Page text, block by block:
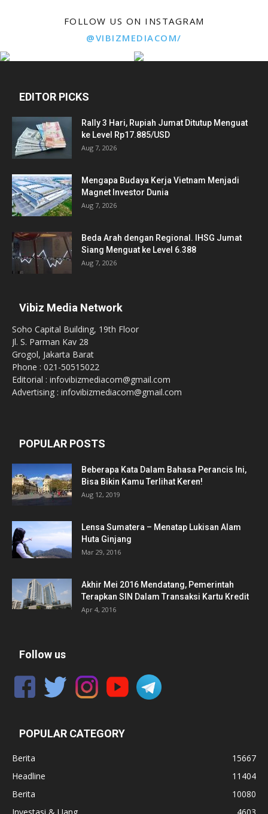
FOLLOW US ON INSTAGRAM
@VIBIZMEDIACOM/
EDITOR PICKS
Rally 3 Hari, Rupiah Jumat Ditutup Menguat
ke Level Rp17.885/USD
Aug 7, 2026
Mengapa Budaya Kerja Vietnam Menjadi
Magnet Investor Dunia
Aug 7, 2026
Beda Arah dengan Regional. IHSG Jumat
Siang Menguat ke Level 6.388
Aug 7, 2026
Vibiz Media Network
Soho Capital Building, 19th Floor
Jl. S. Parman Kav 28
Grogol, Jakarta Barat
Phone : 021-50515022
Editorial : infovibizmediacom@gmail.com
Advertising : infovibizmediacom@gmail.com
POPULAR POSTS
Beberapa Kata Dalam Bahasa Perancis Ini,
Bisa Bikin Kamu Terlihat Keren!
Aug 12, 2019
Lensa Sumatera – Menatap Lukisan Alam
Huta Ginjang
Mar 29, 2016
Akhir Mei 2016 Mendatang, Pemerintah
Terapkan SIN Dalam Transaksi Kartu Kredit
Apr 4, 2016
Follow us
POPULAR CATEGORY
Berita
15667
Headline
11404
Berita
10080